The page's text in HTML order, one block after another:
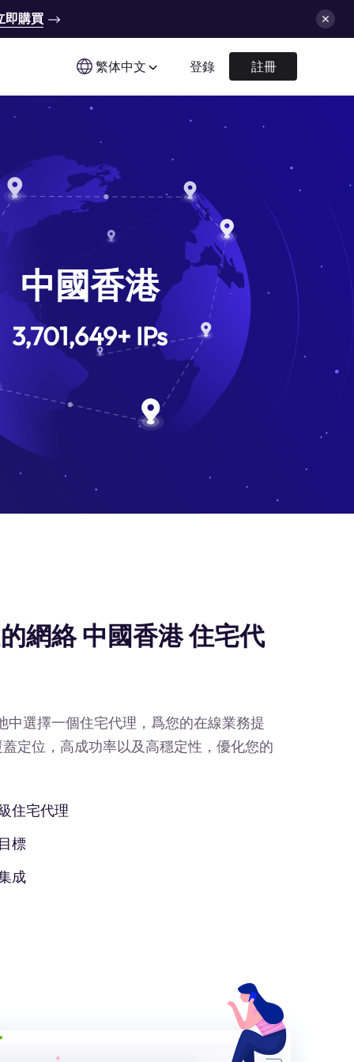
即購買
繁体中文 登錄 註冊
中國香港
3,701,649+ IPs
網絡 中國香港 住宅代
選擇一個住宅代理，爲您的在線業務提
定位，高成功率以及高穩定性，優化您的
住宅代理
標
成